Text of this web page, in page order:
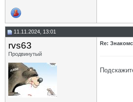
11.11.2024, 13:01
rvs63
Продвинутый
Re: